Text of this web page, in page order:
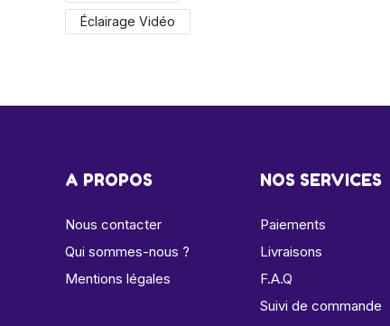
Éclairage Vidéo
A PROPOS
Nous contacter
Qui sommes-nous ?
Mentions légales
NOS SERVICES
Paiements
Livraisons
F.A.Q
Suivi de commande